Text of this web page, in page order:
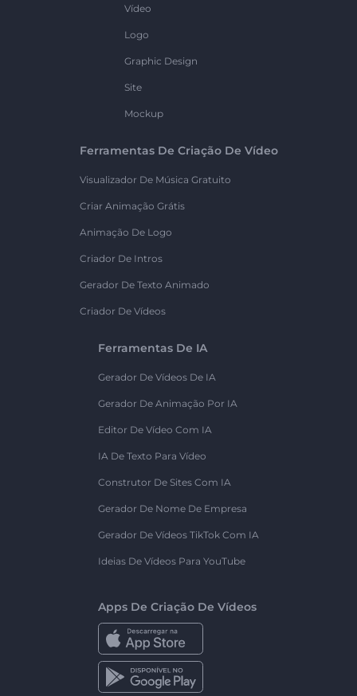
Vídeo
Logo
Graphic Design
Site
Mockup
Ferramentas De Criação De Vídeo
Visualizador De Música Gratuito
Criar Animação Grátis
Animação De Logo
Criador De Intros
Gerador De Texto Animado
Criador De Vídeos
Ferramentas De IA
Gerador De Vídeos De IA
Gerador De Animação Por IA
Editor De Vídeo Com IA
IA De Texto Para Vídeo
Construtor De Sites Com IA
Gerador De Nome De Empresa
Gerador De Vídeos TikTok Com IA
Ideias De Vídeos Para YouTube
Apps De Criação De Vídeos